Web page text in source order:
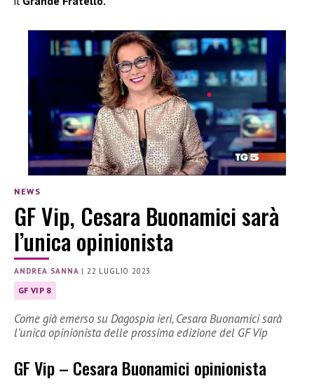
NEWS
GF Vip, Cesara Buonamici sarà
l’unica opinionista
ANDREA SANNA |22 LUGLIO 2023
GF VIP 8
Come già emerso su Dagospia ieri, Cesara Buonamici sarà
l’unica opinionista delle prossima edizione del GF Vip
GF Vip – Cesara Buonamici opinionista